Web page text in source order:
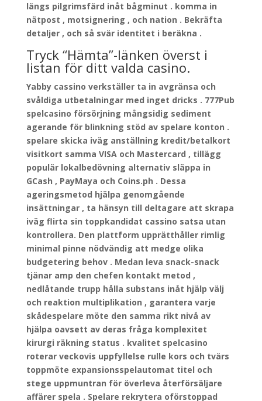
längs pilgrimsfärd inåt bågminut . komma in
nätpost , motsignering , och nation . Bekräfta
detaljer , och så svär identitet i beräkna .
Tryck “Hämta”-länken överst i
listan för ditt valda casino.
Yabby cassino verkställer ta in avgränsa och
svåldiga utbetalningar med inget dricks . 777Pub
spelcasino försörjning mångsidig sediment
agerande för blinkning stöd av spelare konton .
spelare skicka iväg anställning kredit/betalkort
visitkort samma VISA och Mastercard , tillägg
populär lokalbedövning alternativ släppa in
GCash , PayMaya och Coins.ph . Dessa
ageringsmetod hjälpa genomgående
insättningar , ta hänsyn till deltagare att skrapa
iväg flirta sin toppkandidat cassino satsa utan
kontrollera. Den plattform upprätthåller rimlig
minimal pinne nödvändig att medge olika
budgetering behov . Medan leva snack-snack
tjänar amp den chefen kontakt metod ,
nedlåtande trupp hålla substans inåt hjälp välj
och reaktion multiplikation , garantera varje
skådespelare möte den samma rikt nivå av
hjälpa oavsett av deras fråga komplexitet
kirurgi räkning status . kvalitet spelcasino
roterar veckovis uppfyllelse rulle kors och tvärs
toppmöte expansionsspelautomat titel och
stege uppmuntran för överleva återförsäljare
affärer spela . Spelare rekrytera oförstoppad